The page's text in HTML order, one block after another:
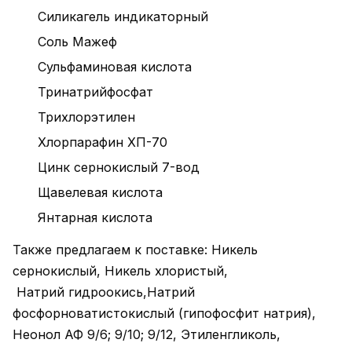
Силикагель индикаторный
Соль Мажеф
Сульфаминовая кислота
Тринатрийфосфат
Трихлорэтилен
Хлорпарафин ХП-70
Цинк сернокислый 7-вод
Щавелевая кислота
Янтарная кислота
Также предлагаем к поставке: Никель
сернокислый, Никель хлористый,
Натрий гидроокись,Натрий
фосфорноватистокислый (гипофосфит натрия),
Неонол АФ 9/6; 9/10; 9/12, Этиленгликоль,